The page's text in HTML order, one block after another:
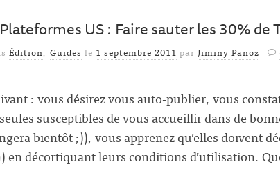
Plateformes US : Faire sauter les 30% de
Édition,Guides le 1 septembre 2011 parJiminy Panoz
: vous désirez vous auto-publier, vous
susceptibles de vous accueillir dans de
bientôt ;)), vous apprenez qu’elles doivent
en décortiquant leurs conditions d’utilisation.